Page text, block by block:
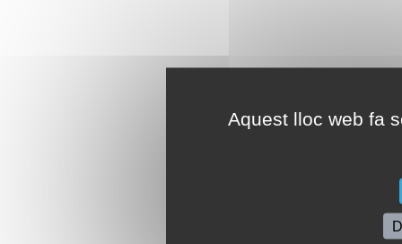
Aquest lloc web fa